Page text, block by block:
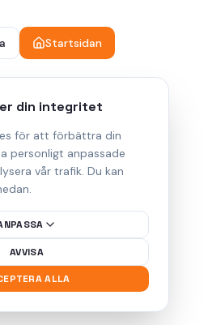
din integritet
för att förbättra din
personligt anpassade
vår trafik. Du kan
AVVISA
ALLA
Startsidan